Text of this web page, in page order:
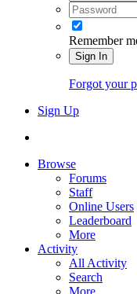
Remember
Sign In
Forgot your
Sign Up
Browse
Forums
Staff
Online Users
Leaderboard
More
Activity
All Activity
Search
More